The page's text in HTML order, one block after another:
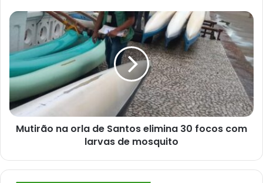
e
requisitos
Mutirão
na
de
Santos
elimina
30
focos
com
larvas
Mutirão na orla de Santos elimina 30 focos com
larvas de mosquito